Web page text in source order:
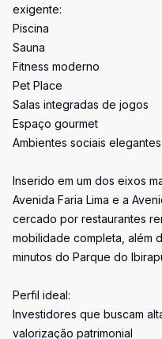
exigente:
Piscina
Sauna
Fitness moderno
Pet Place
Salas integradas de jogos
Espaço gourmet
Ambientes sociais
Inserido em um dos eixos
Avenida Faria Lima e a
cercado por restaurantes
mobilidade completa, além
minutos do Parque do
Perfil ideal:
Investidores que buscam
valorização patrimonial